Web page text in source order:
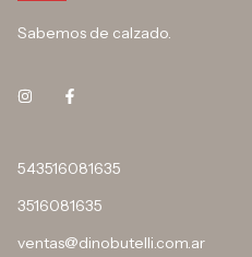
Sabemos de calzado.
543516081635
3516081635
ventas@dinobutelli.com.ar